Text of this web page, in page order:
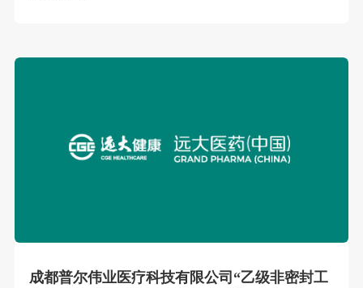
成都普尔伟业医疗科技有限公司“乙级非密封工